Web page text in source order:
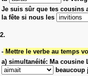
Je suis sûr que tes cousins
la fête si nous les
2.
- Mettre le verbe au temps
a) simultanéité: Ma cousine